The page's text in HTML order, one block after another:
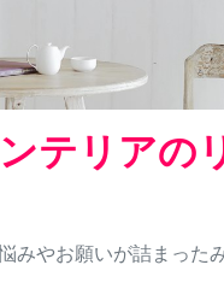
テリアの
みやお願いが詰まった